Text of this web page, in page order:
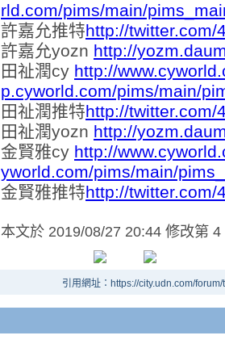
rld.com/pims/main/
許嘉允推特http://twitter.com/
許嘉允yozn http://
田祉潤cy http://
p.cyworld.com/pims/main/
田祉潤推特http://twitter.com/
田祉潤yozn http://
金賢雅cy http://
yworld.com/pims/main/
金賢雅推特http://twitter.com/
本文於 2019/08/27 20:44 修改第 4
引用網址：https://city.udn.com/